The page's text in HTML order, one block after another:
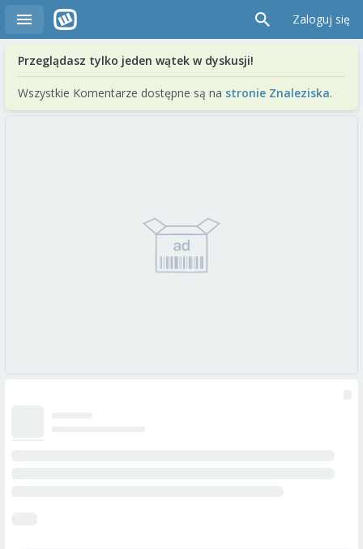
Zaloguj się
Przeglądasz tylko jeden wątek w dyskusji!
Wszystkie Komentarze dostępne są na stronie Znaleziska.